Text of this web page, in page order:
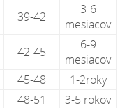
39-42
3-6
mesiacov
42-45
6-9
mesiacov
45-48
1-2roky
48-51
3-5 rokov